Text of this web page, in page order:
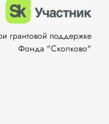
грантовой поддержке
Фонда "Сколково"